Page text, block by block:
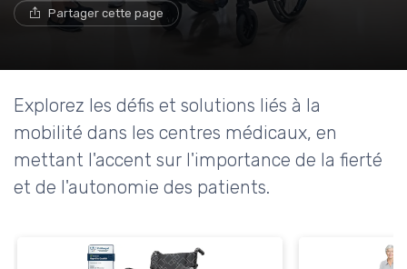
Partager cette page
Explorez les défis et solutions liés à la
mobilité dans les centres médicaux, en
mettant l'accent sur l'importance de la fierté
et de l'autonomie des patients.
* En rejoignant le club, j'accepte de recevoir les emails
de Ma Maison Médicale et les offres de ses